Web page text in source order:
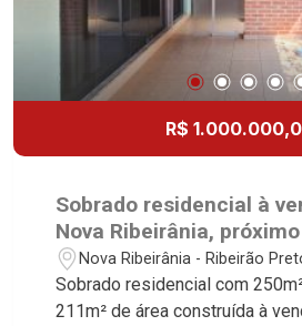
R$
Sobrado residencial à
Nova Ribeirânia,
Ribeirão Preto/SP.
Nova Ribeirânia - Ribeirão
Sobrado residencial com
211m² de área construída à